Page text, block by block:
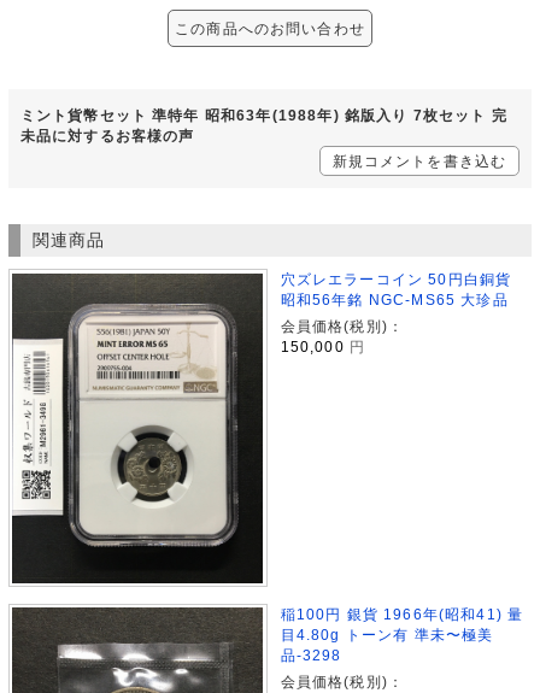
この商品へのお問い合わせ
ミント貨幣セット 準特年 昭和63年(1988年) 銘版入り 7枚セット 完
未品に対するお客様の声
新規コメントを書き込む
関連商品
穴ズレエラーコイン 50円白銅貨
昭和56年銘 NGC-MS65 大珍品
会員価格(税別)：
150,000 円
稲100円 銀貨 1966年(昭和41) 量
目4.80g トーン有 準未〜極美
品-3298
会員価格(税別)：